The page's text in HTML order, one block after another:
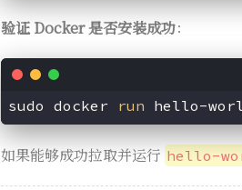
验证 Docker 是否安装成功：
sudo docker run
如果能够成功拉取并运行 hello-